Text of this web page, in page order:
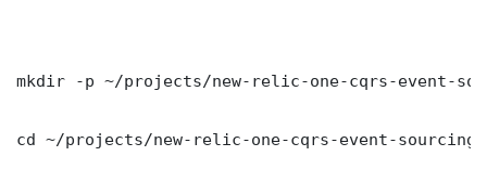
mkdir -p ~/projects/new-relic-one-cqrs-event-
cd ~/projects/new-relic-one-cqrs-event-sourcing